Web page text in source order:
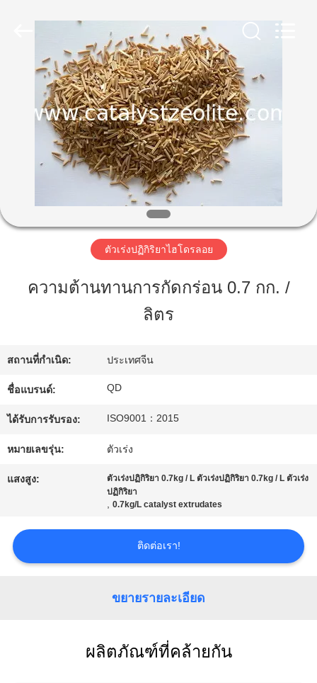
บ้าน
สินค้า
กับ
ควบคุม
คุณภาพ
ติดต่อ
ข่าว
ตัวเร่งปฏิกิริยาไฮโดรลอย
ความต้านทานการกัดกร่อน 0.7 กก. /
ลิตร
สถานที่กำเนิด: ประเทศจีน
ชื่อแบรนด์: QD
ได้รับการรับรอง: ISO9001：2015
หมายเลขรุ่น: ตัวเร่ง
แสงสูง:
ตัวเร่งปฏิกิริยา 0.7kg / L ตัวเร่งปฏิกิริยา 0.7kg / L ตัวเร่ง
ปฏิกิริยา
,0.7kg/L catalyst extrudates
ติดต่อเรา!
ขยายรายละเอียด
ผลิตภัณฑ์ที่คล้ายกัน